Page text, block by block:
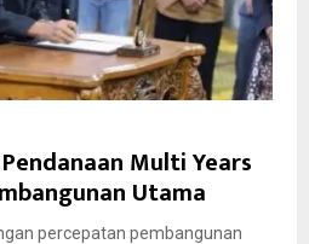
Multi Years
Utama
percepatan pembangunan